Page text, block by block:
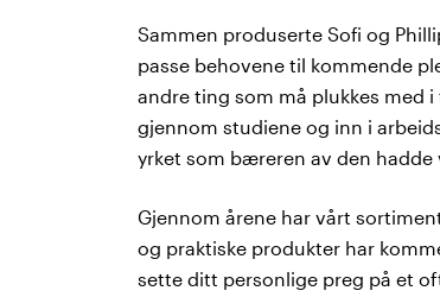
Sammen produserte Sofi og
passe behovene til kommende
andre ting som må plukkes med
gjennom studiene og inn i
yrket som bæreren av den hadde
Gjennom årene har vårt
og praktiske produkter har
sette ditt personlige preg på et